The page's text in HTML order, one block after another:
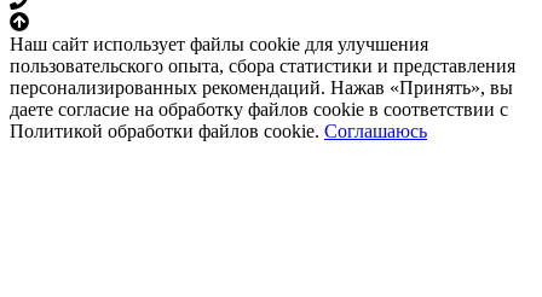
Наш сайт использует файлы cookie для улучшения
пользовательского опыта, сбора статистики и представления
персонализированных рекомендаций. Нажав «Принять», вы
даете согласие на обработку файлов cookie в соответствии с
Политикой обработки файлов cookie. Соглашаюсь